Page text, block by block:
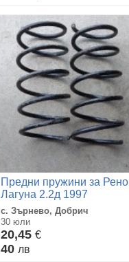
Предни пружини за Рено
Лагуна 2.2д 1997
с. Зърнево, Добрич
30 юли
20,45 €
40 лв